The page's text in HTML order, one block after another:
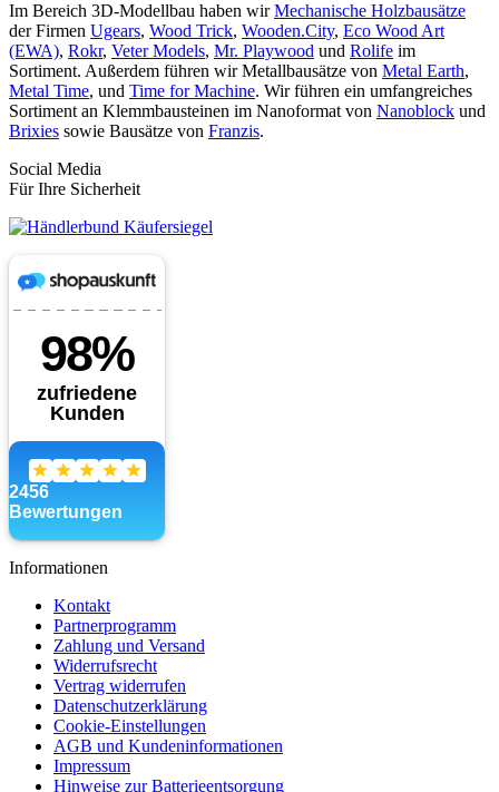
Im Bereich 3D-Modellbau haben wirMechanische Holzbausätze
der Firmen Ugears, Wood Trick, Wooden.City, Eco Wood Art
(EWA), Rokr, Veter Models, Mr. Playwood und Rolife im
Sortiment. Außerdem führen wir Metallbausätze von Metal Earth,
Metal Time, und Time for Machine. Wir führen ein umfangreiches
Sortiment an Klemmbausteinen im Nanoformat von Nanoblock und
Brixies sowie Bausätze von Franzis.
Social Media
Für Ihre Sicherheit
Informationen
Kontakt
Partnerprogramm
Zahlung und Versand
Widerrufsrecht
Vertrag widerrufen
Datenschutzerklärung
Cookie-Einstellungen
AGB und Kundeninformationen
Impressum
Hinweise zur Batterieentsorgung